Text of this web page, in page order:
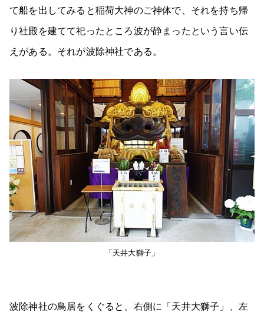
て船を出してみると稲荷大神のご神体で、それを持ち帰
り社殿を建てて祀ったところ波が静まったという言い伝
えがある。それが波除神社である。
「天井大獅子」
波除神社の鳥居をくぐると、右側に「天井大獅子」、左